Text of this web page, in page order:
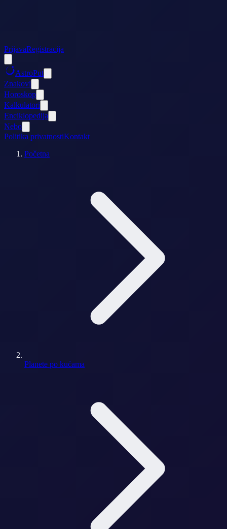
PrijavaRegistracija
AstroPut
Znakovi
Horoskop
Kalkulatori
Enciklopedija
Nebo
Politika privatnostiKontakt
Početna
Planete po kućama